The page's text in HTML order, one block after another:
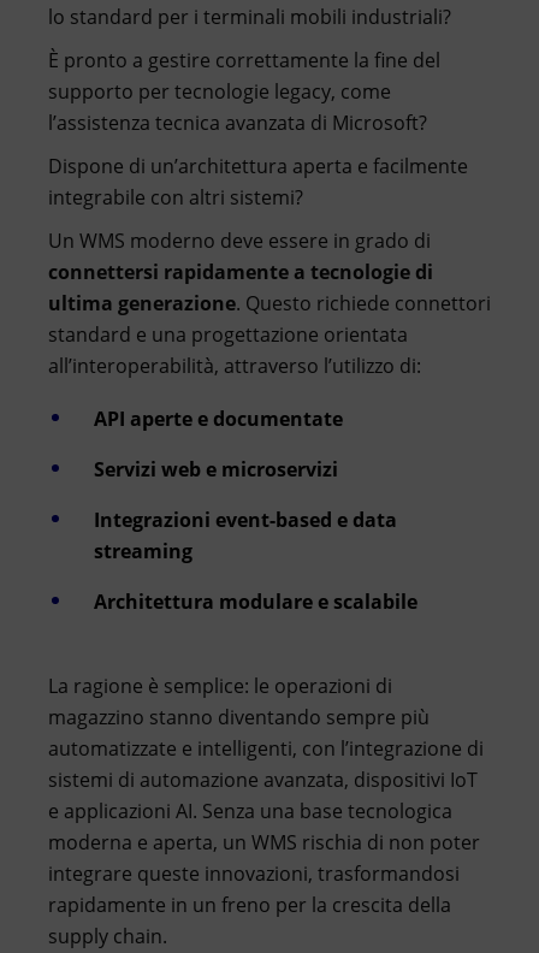
lo standard per i terminali mobili industriali?
È pronto a gestire correttamente la fine del
supporto per tecnologie legacy, come
l’assistenza tecnica avanzata di Microsoft?
Dispone di un’architettura aperta e facilmente
integrabile con altri sistemi?
Un WMS moderno deve essere in grado di
connettersi rapidamente a tecnologie di
ultima generazione. Questo richiede connettori
standard e una progettazione orientata
all’interoperabilità, attraverso l’utilizzo di:
API aperte e documentate
Servizi web e microservizi
Integrazioni event-based e data
streaming
Architettura modulare e scalabile
La ragione è semplice: le operazioni di
magazzino stanno diventando sempre più
automatizzate e intelligenti, con l’integrazione di
sistemi di automazione avanzata, dispositivi IoT
e applicazioni AI. Senza una base tecnologica
moderna e aperta, un WMS rischia di non poter
integrare queste innovazioni, trasformandosi
rapidamente in un freno per la crescita della
supply chain.